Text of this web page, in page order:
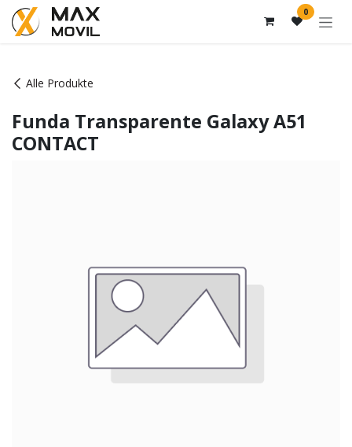
Zum Inhalt springen 0
Alle Produkte
Funda Transparente Galaxy A51
CONTACT